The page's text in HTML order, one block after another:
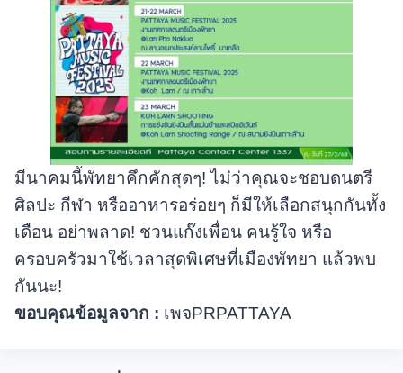
มีนาคมนี้พัทยาคึกคักสุดๆ! ไม่ว่าคุณจะชอบดนตรี
ศิลปะ กีฬา หรืออาหารอร่อยๆ ก็มีให้เลือกสนุกกันทั้ง
เดือน อย่าพลาด! ชวนแก๊งเพื่อน คนรู้ใจ หรือ
ครอบครัวมาใช้เวลาสุดพิเศษที่เมืองพัทยา แล้วพบ
กันนะ!
ขอบคุณข้อมูลจาก : เพจPRPATTAYA